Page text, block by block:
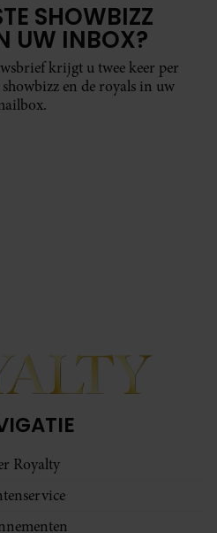
SHOWBIZZ
UW INBOX?
krijgt u twee keer per
en de royals in uw
Royalty